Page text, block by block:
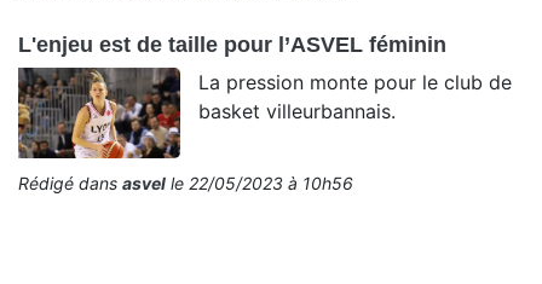
L'enjeu est de taille pour l’ASVEL féminin
La pression monte pour le club de
basket villeurbannais.
Rédigé dans asvel le 22/05/2023 à 10h56